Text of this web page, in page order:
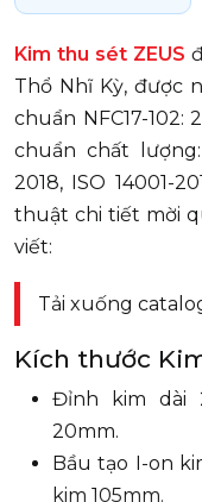
Kim thu sét ZEUS
Thổ Nhĩ Kỳ, được
chuẩn NFC17-102:
chuẩn chất lượng:
2018, ISO 14001-
thuật chi tiết mời
viết:
Tải xuống
Kích thước
Đỉnh kim dài
20mm.
Bầu tạo I-on
kim 105mm.